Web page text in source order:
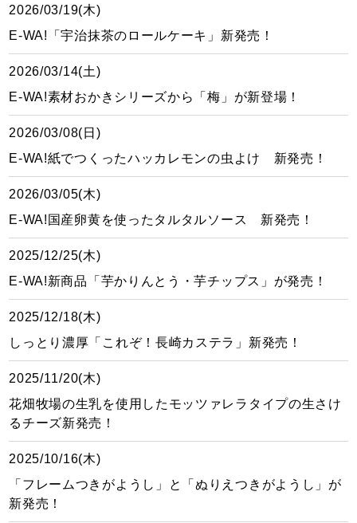
2026/03/19(木)
E-WA!「宇治抹茶のロールケーキ」新発売！
2026/03/14(土)
E-WA!素材おかきシリーズから「梅」が新登場！
2026/03/08(日)
E-WA!紙でつくったハッカレモンの虫よけ 新発売！
2026/03/05(木)
E-WA!国産卵黄を使ったタルタルソース 新発売！
2025/12/25(木)
E-WA!新商品「芋かりんとう・芋チップス」が発売！
2025/12/18(木)
しっとり濃厚「これぞ！長崎カステラ」新発売！
2025/11/20(木)
花畑牧場の生乳を使用したモッツァレラタイプの生さけ
るチーズ新発売！
2025/10/16(木)
「フレームつきがようし」と「ぬりえつきがようし」が
新発売！